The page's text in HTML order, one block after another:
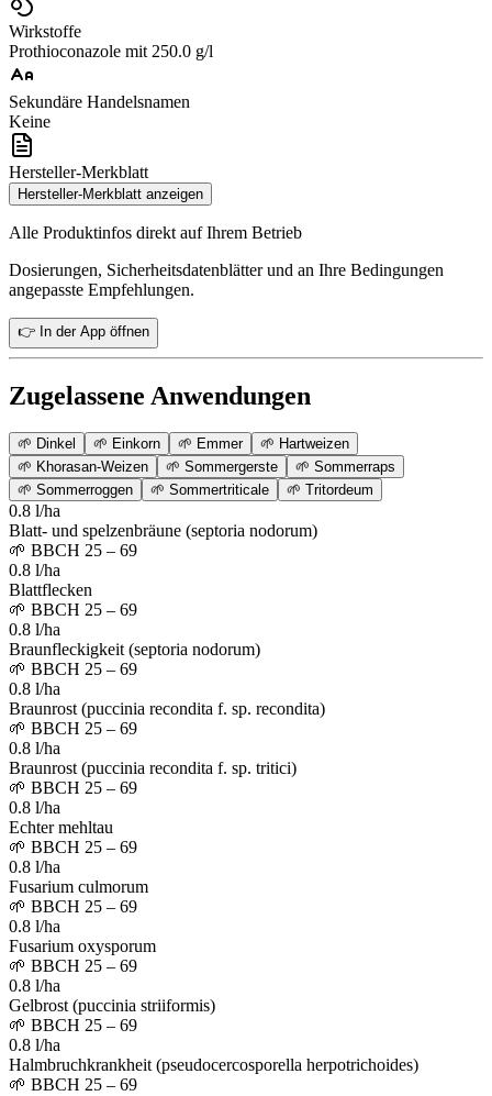
Wirkstoffe
Prothioconazole mit 250.0 g/l
Sekundäre Handelsnamen
Keine
Hersteller-Merkblatt
Hersteller-Merkblatt anzeigen
Alle Produktinfos direkt auf Ihrem Betrieb
Dosierungen, Sicherheitsdatenblätter und an Ihre Bedingungen
angepasste Empfehlungen.
👉 In der App öffnen
Zugelassene Anwendungen
🌱 Dinkel 🌱 Einkorn 🌱 Emmer 🌱 Hartweizen
🌱 Khorasan-Weizen 🌱 Sommergerste 🌱 Sommerraps
🌱 Sommerroggen 🌱 Sommertriticale 🌱 Tritordeum
0.8 l/ha
Blatt- und spelzenbräune (septoria nodorum)
🌱 BBCH 25 – 69
0.8 l/ha
Blattflecken
🌱 BBCH 25 – 69
0.8 l/ha
Braunfleckigkeit (septoria nodorum)
🌱 BBCH 25 – 69
0.8 l/ha
Braunrost (puccinia recondita f. sp. recondita)
🌱 BBCH 25 – 69
0.8 l/ha
Braunrost (puccinia recondita f. sp. tritici)
🌱 BBCH 25 – 69
0.8 l/ha
Echter mehltau
🌱 BBCH 25 – 69
0.8 l/ha
Fusarium culmorum
🌱 BBCH 25 – 69
0.8 l/ha
Fusarium oxysporum
🌱 BBCH 25 – 69
0.8 l/ha
Gelbrost (puccinia striiformis)
🌱 BBCH 25 – 69
0.8 l/ha
Halmbruchkrankheit (pseudocercosporella herpotrichoides)
🌱 BBCH 25 – 69